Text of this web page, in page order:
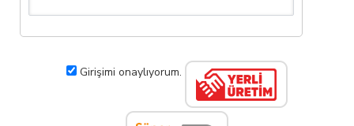
Girişimi onaylıyorum.